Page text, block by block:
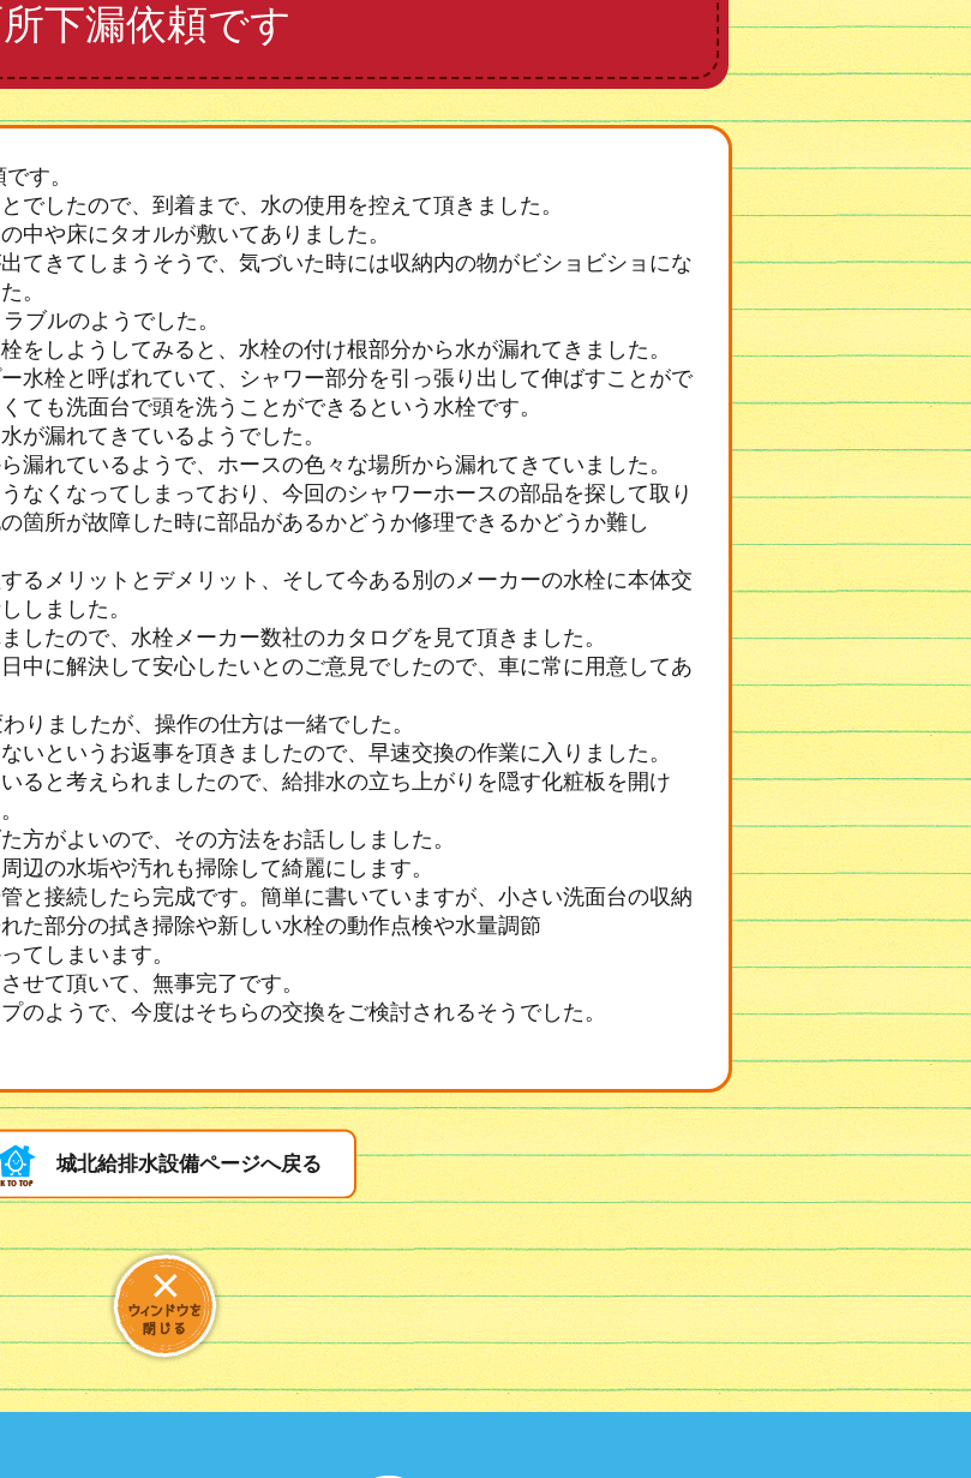
下漏依頼です
す。
でしたので、到着まで、水の使用を控えて頂きました。
中や床にタオルが敷いてありました。
てきてしまうそうで、気づいた時には収納内の物がビショビショにな
。
ブルのようでした。
をしようしてみると、水栓の付け根部分から水が漏れてきました。
水栓と呼ばれていて、シャワー部分を引っ張り出して伸ばすことがで
ても洗面台で頭を洗うことができるという水栓です。
が漏れてきているようでした。
漏れているようで、ホースの色々な場所から漏れてきていました。
なくなってしまっており、今回のシャワーホースの部品を探して取り
箇所が故障した時に部品があるかどうか修理できるかどうか難し
るメリットとデメリット、そして今ある別のメーカーの水栓に本体交
しました。
したので、水栓メーカー数社のカタログを見て頂きました。
中に解決して安心したいとのご意見でしたので、車に常に用意してあ
りましたが、操作の仕方は一緒でした。
いというお返事を頂きましたので、早速交換の作業に入りました。
ると考えられましたので、給排水の立ち上がりを隠す化粧板を開け
方がよいので、その方法をお話ししました。
辺の水垢や汚れも掃除して綺麗にします。
と接続したら完成です。簡単に書いていますが、小さい洗面台の収納
た部分の拭き掃除や新しい水栓の動作点検や水量調節
てしまいます。
せて頂いて、無事完了です。
のようで、今度はそちらの交換をご検討されるそうでした。
城北給排水設備ページへ戻る